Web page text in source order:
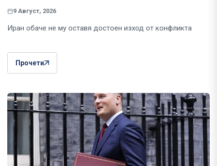
9 Август, 2026
Иран обаче не му оставя достоен изход от конфликта
Прочети